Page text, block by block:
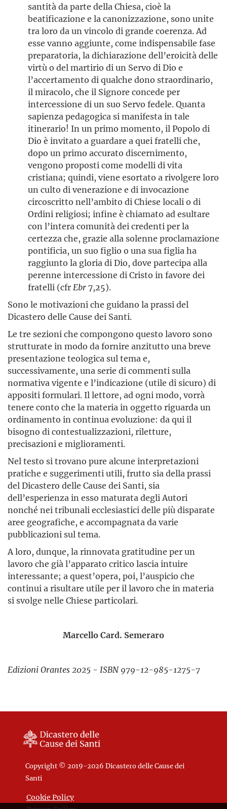
santità da parte della Chiesa, cioè la
beatificazione e la canonizzazione, sono unite
tra loro da un vincolo di grande coerenza. Ad
esse vanno aggiunte, come indispensabile fase
preparatoria, la dichiarazione dell’eroicità delle
virtù o del martirio di un Servo di Dio e
l’accertamento di qualche dono straordinario,
il miracolo, che il Signore concede per
intercessione di un suo Servo fedele. Quanta
sapienza pedagogica si manifesta in tale
itinerario! In un primo momento, il Popolo di
Dio è invitato a guardare a quei fratelli che,
dopo un primo accurato discernimento,
vengono proposti come modelli di vita
cristiana; quindi, viene esortato a rivolgere loro
un culto di venerazione e di invocazione
circoscritto nell’ambito di Chiese locali o di
Ordini religiosi; infine è chiamato ad esultare
con l’intera comunità dei credenti per la
certezza che, grazie alla solenne proclamazione
pontificia, un suo figlio o una sua figlia ha
raggiunto la gloria di Dio, dove partecipa alla
perenne intercessione di Cristo in favore dei
fratelli (cfr Ebr7,25).
Sono le motivazioni che guidano la prassi del
Dicastero delle Cause dei Santi.
Le tre sezioni che compongono questo lavoro sono
strutturate in modo da fornire anzitutto una breve
presentazione teologica sul tema e,
successivamente, una serie di commenti sulla
normativa vigente e l’indicazione (utile di sicuro) di
appositi formulari. Il lettore, ad ogni modo, vorrà
tenere conto che la materia in oggetto riguarda un
ordinamento in continua evoluzione: da qui il
bisogno di contestualizzazioni, riletture,
precisazioni e miglioramenti.
Nel testo si trovano pure alcune interpretazioni
pratiche e suggerimenti utili, frutto sia della prassi
del Dicastero delle Cause dei Santi, sia
dell’esperienza in esso maturata degli Autori
nonché nei tribunali ecclesiastici delle più disparate
aree geografiche, e accompagnata da varie
pubblicazioni sul tema.
A loro, dunque, la rinnovata gratitudine per un
lavoro che già l’apparato critico lascia intuire
interessante; a quest’opera, poi, l’auspicio che
continui a risultare utile per il lavoro che in materia
si svolge nelle Chiese particolari.
Marcello Card. Semeraro
Edizioni Orantes 2025 - ISBN 979-12-985-1275-7
Copyright © 2019-2026 Dicastero delle Cause dei
Santi
Cookie Policy